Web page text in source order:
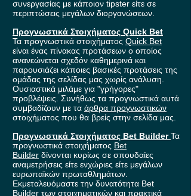
συνεργασίας με κάποιον tipster είτε σε
περιπτώσεις μεγάλων διοργανώσεων.
Προγνωστικά Στοιχήματος Quick Bet
Τα προγνωστικά στοιχήματος Quick Bet
είναι ένας πίνακας προτάσεων ο οποίος
ανανεώνεται σχεδόν καθημερινά και
παρουσιάζει κάποιες βασικές προτάσεις της
ομάδας της σελίδας μας χωρίς ανάλυση.
Ουσιαστικά μιλάμε για "γρήγορες"
προβλέψεις. Συνήθως τα προγνωστικά αυτά
συμβαδίζουν με τα άρθρα προγνωστικών
στοιχήματος που θα βρείς στην σελίδα μας.
Προγνωστικά Στοιχήματος Bet BuilderΤα
προγνωστικά στοιχήματος Bet
Builder δίνονται κυρίως σε σπουδαίες
αναμετρήσεις είτε ενχώριες είτε μεγάλων
ευρωπαϊκών πρωταθλημάτων.
Εκμεταλευόμαστε την δυνατότητα Bet
Builder των στοιχηματικών και πρακτικά